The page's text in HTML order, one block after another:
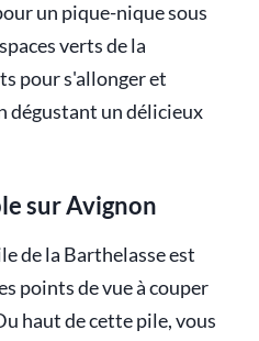
un pique-nique sous
verts de la
pour s'allonger et
dégustant un délicieux
sur Avignon
de la Barthelasse est
points de vue à couper
haut de cette pile, vous